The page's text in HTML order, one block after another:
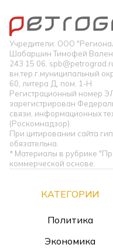
Учредители: ООО
Шабаршин Тимофей
243 15 06,
вн.тер.г.муниципальный
60, литера Д, пом. 1-Н
Регистрационный номер
зарегистрирован
связи, информационных
(Роскомнадзор).
При цитировании сайта
обязательна.
* Материалы в рубрике
коммерческой основе.
КАТЕГОРИИ
Политика
Экономика